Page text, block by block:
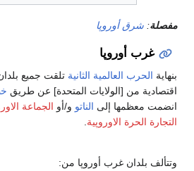
مفصلة:شرق أوروپا
غرب أوروپا
بنهايةالحرب العالمية الثانيةتلقت جميع بلدان
اقتصادية من [الولايات المتحدة] عن طريق
انضمت معظمها إلىالناتوو/أوالجماعة
التجارة الحرة الاوروپية.
وتتألف بلدان غرب أوروپا من: